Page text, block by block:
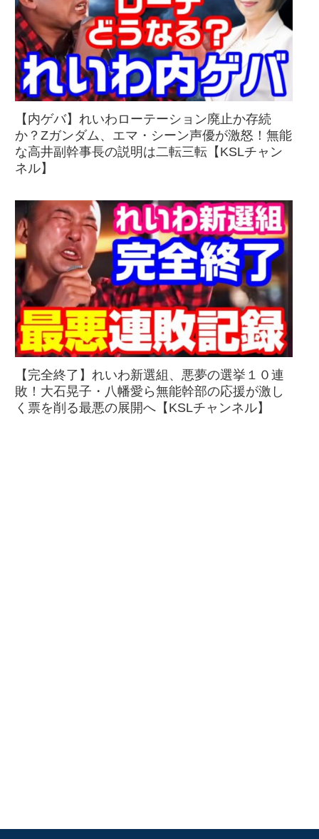
【内ゲバ】れいわローテーション廃止か存続
か？Zガンダム、エマ・シーン声優が激怒！無能
な高井副幹事長の説明は二転三転【KSLチャン
ネル】
【完全終了】れいわ新選組、悪夢の選挙１０連
敗！大石晃子・八幡愛ら無能幹部の応援が激し
く票を削る最悪の展開へ【KSLチャンネル】